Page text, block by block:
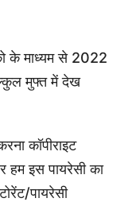
के माध्यम से 2022
मुफ्त में देख
कॉपीराइट
इस पायरेसी का
पायरेसी